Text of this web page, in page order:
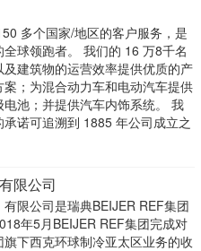
多个国家/地区的客户服务，是
球领跑者。 我们的 16 万8千名
及建筑物的运营效率提供优质的产
；为混合动力车和电动汽车提供
池；并提供汽车内饰系统。 我
诺可追溯到 1885 年公司成立之
限公司
限公司是瑞典BEIJER REF集团
年5月BEIJER REF集团完成对
下西克环球制冷亚太区业务的收